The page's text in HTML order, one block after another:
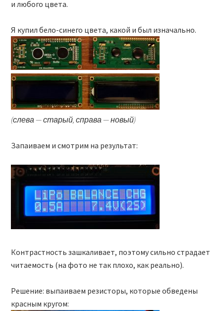
и любого цвета.
Я купил бело-синего цвета, какой и был изначально.
(слева — старый, справа — новый)
Запаиваем и смотрим на результат:
Контрастность зашкаливает, поэтому сильно страдает
читаемость (на фото не так плохо, как реально).
Решение: выпаиваем резисторы, которые обведены
красным кругом: